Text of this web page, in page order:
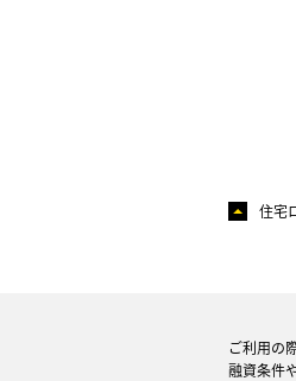
住宅
ご利用の
融資条件